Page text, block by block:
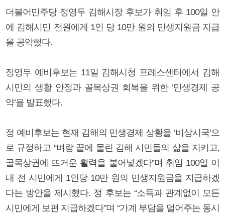
더불어민주당 정영두 김해시장 후보가 취임 후 100일 안
에 김해시민 전원에게 1인 당 10만 원의 민생지원금 지급
을 공약했다.
정영두 예비후보는 11일 김해시청 프레스센터에서 김해
시민의 생활 안정과 골목상권 회복을 위한 ‘민생경제 공
약’을 발표했다.
정 예비후보는 현재 김해의 민생경제 상황을 ‘비상시국’으
로 규정하고 “벼랑 끝에 몰린 김해 시민들의 삶을 지키고,
골목상권에 뜨거운 활력을 불어넣겠다”며 취임 100일 이
내 전 시민에게 1인당 10만 원의 민생지원금을 지급하겠
다는 방안을 제시했다. 정 후보는 “소득과 관계없이 모든
시민에게 보편 지급하겠다”며 “가계 부담을 덜어주는 동시